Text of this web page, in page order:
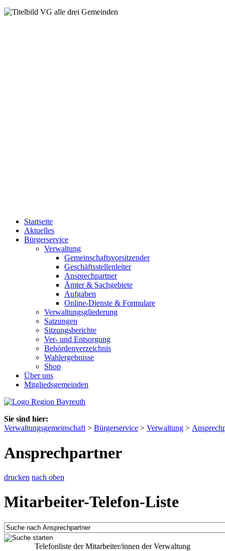
Startseite
Aktuelles
Bürgerservice
Verwaltung
Gemeinschaftsvorsitzender
Geschäftsstellenleiter
Ansprechpartner
Ämter & Sachgebiete
Aufgaben
Online-Dienste & Formulare
Verwaltungsgliederung
Satzungen
Sitzungsberichte
Ver- und Entsorgung
Behördenverzeichnis
Wahlergebnisse
Shop
Über uns
Mitgliedsgemeinden
Sie sind hier:
Verwaltungsgemeinschaft > Bürgerservice > Verwaltung >
Ansprechpartner
drucken nach oben
Mitarbeiter-Telefon-Liste
Telefonliste der Mitarbeiter/innen der Verwaltung